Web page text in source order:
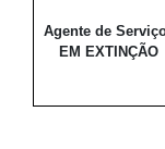
Agente de
EM EXTINÇÃO